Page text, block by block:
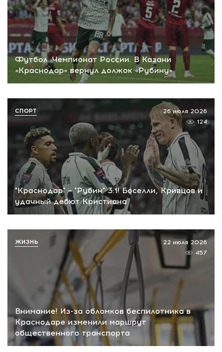
Футбол. Чемпионат России. В Казани
«Краснодар» вернул должок «Рубину»
"Краснодар" – "Рубин" 3:1! Боселли, Кривцов и
удачный дебют Кристиана
26 июля 2026
124
СПОРТ
Внимание! Из-за обломков беспилотника в
Краснодаре изменили маршрут
общественного транспорта
22 июля 2026
457
ЖИЗНЬ